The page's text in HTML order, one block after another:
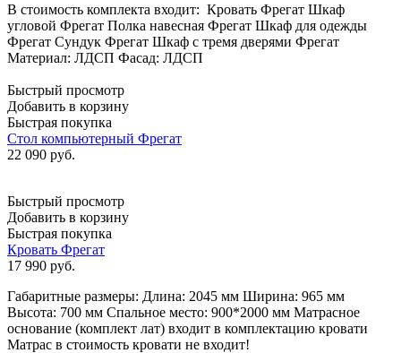
В стоимость комплекта входит: Кровать Фрегат Шкаф
угловой Фрегат Полка навесная Фрегат Шкаф для одежды
Фрегат Сундук Фрегат Шкаф с тремя дверями Фрегат
Материал: ЛДСП Фасад: ЛДСП
Быстрый просмотр
Добавить в корзину
Быстрая покупка
Стол компьютерный Фрегат
22 090 руб.
Быстрый просмотр
Добавить в корзину
Быстрая покупка
Кровать Фрегат
17 990 руб.
Габаритные размеры: Длина: 2045 мм Ширина: 965 мм
Высота: 700 мм Спальное место: 900*2000 мм Матрасное
основание (комплект лат) входит в комплектацию кровати
Матрас в стоимость кровати не входит!